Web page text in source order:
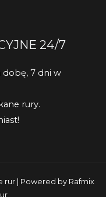
24/7
dobę, 7 dni w
rury.
rur | Powered by Rafmix